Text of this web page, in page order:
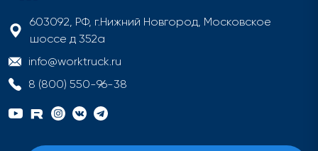
603092, РФ, г.Нижний Новгород, Московское
шоссе д 352а
info@worktruck.ru
8 (800) 550-96-38